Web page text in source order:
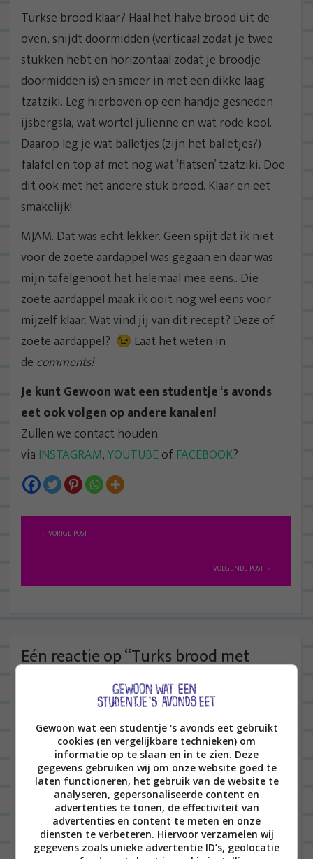
Turkse brood klaar? Haal het halve brood uit de
oven, snijdt doormidden (verticaal zodat je twee
stukken hebt en horizontaal zodat je broodje
doormidden is) en smeer in met een dikke laag
tzatziki. Leg hierboven op een handje gesneden
ijsbergsla, wat wortel julienne en wat rode kool.
Daarop leg je wat balletjes (zijn het balletjes?)
falafel en top af met nog wat ‘flatsen’ tzatziki. Doe
dit ook met het andere stuk brood. Klaar en eet
smakelijk!
MJAM. Dat was echt lekker. Geen spijt dat ik niet
voor de zoete aardappel was gegaan en daar was
mijn tafelgenoot het helemaal mee eens.. Die
zoete aardappel maak ik ooit nog wel eens voor
mijzelf klaar. Wat vind jij van dit recept? Deze of
zoete aardappel? 😉 Laat het weten in
de comments!
Je kunt Gewoon wat een studentje ‘s avonds
eet ook volgen op andere kanalen!
Zullen we contact houden
via INSTAGRAM,YOUTUBEofFACEBOOK?
B
i
t
n
VORIGE POST
VOLGENDE POST
Eén reactie op “Turks brood met
falafel en tzatziki”
KARLIJN 25/10/2018 op 09:58
Oooo klinkt en ziet er lekker uit!
Komt zeker op mijn lijstje. Ben ook
benieuwd naar de zoete aardappel
hoor 🙂
BEANTWOORDEN
Gewoon wat een studentje 's avonds eet gebruikt
cookies (en vergelijkbare technieken) om
informatie op te slaan en in te zien. Deze
gegevens gebruiken wij om onze website goed te
laten functioneren, het gebruik van de website te
analyseren, gepersonaliseerde content en
advertenties te tonen, de effectiviteit van
advertenties en content te meten en onze
diensten te verbeteren. Hiervoor verzamelen wij
gegevens zoals unieke advertentie ID’s, geolocatie